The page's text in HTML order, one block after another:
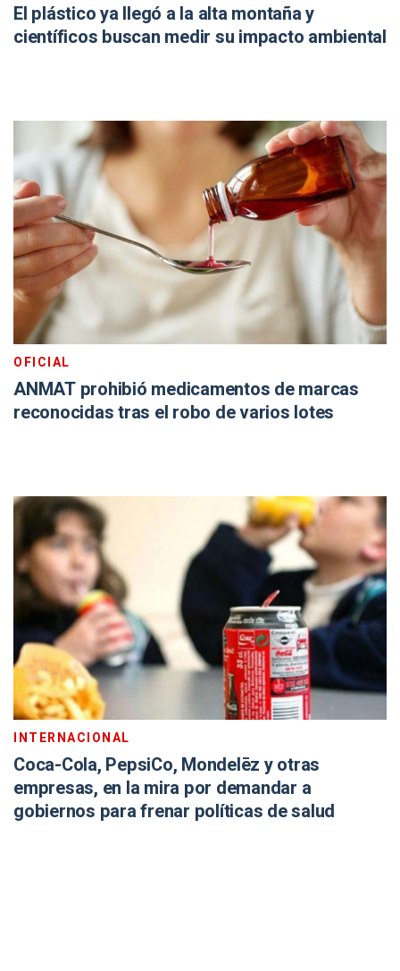
El plástico ya llegó a la alta montaña y
científicos buscan medir su impacto ambiental
OFICIAL
ANMAT prohibió medicamentos de marcas
reconocidas tras el robo de varios lotes
INTERNACIONAL
Coca-Cola, PepsiCo, Mondelēz y otras
empresas, en la mira por demandar a
gobiernos para frenar políticas de salud